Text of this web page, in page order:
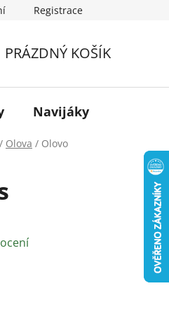
Registrace
PRÁZDNÝ KOŠÍK
Navijáky
/ Olova / Olovo